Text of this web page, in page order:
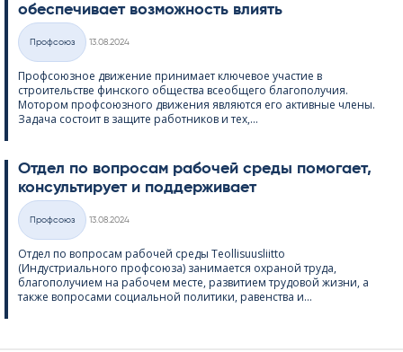
обеспечивает возможность влиять
Категории
Профсоюз
13.08.2024
Профсоюзное движение принимает ключевое участие в
строительстве финского общества всеобщего благополучия.
Мотором профсоюзного движения являются его активные члены.
Задача состоит в защите работников и тех,...
Отдел по вопросам рабочей среды помогает,
консультирует и поддерживает
Категории
Профсоюз
13.08.2024
Отдел по вопросам рабочей среды Teol­li­suus­liitto
(Индустриального профсоюза) занимается охраной труда,
благополучием на рабочем месте, развитием трудовой жизни, а
также вопросами социальной политики, равенства и...